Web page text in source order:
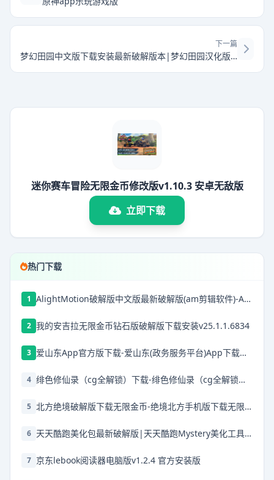
下一篇
梦幻田园中文版下载安装最新破解版本|梦幻田园汉化版本 V1.0.6 安卓版下载
迷你赛车冒险无限金币修改版v1.10.3 安卓无敌版
立即下载
热门下载
1 AlightMotion破解版中文版最新破解版(am剪辑软件)-AlightMotion中文版下载破解版v5.0.272.1028368
2 我的安吉拉无限金币钻石版破解版下载安装v25.1.1.6834
3 爱山东App官方版下载-爱山东(政务服务平台)App下载安装 v5.1.0安卓版
4 绯色修仙录（cg全解锁）下载-绯色修仙录（cg全解锁）安卓下载
5 北方绝境破解版下载无限金币-绝境北方手机版下载无限金币v2.00.20无限兵力版
6 天天酷跑美化包最新破解版|天天酷跑Mystery美化工具 V666.0 免费版下载
7 京东lebook阅读器电脑版v1.2.4 官方安装版